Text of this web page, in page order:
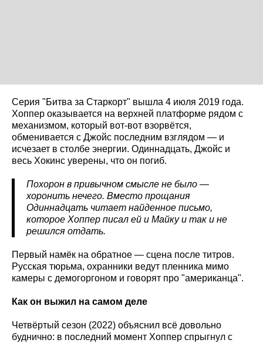
Серия "Битва за Старкорт" вышла 4 июля 2019 года.
Хоппер оказывается на верхней платформе рядом с
механизмом, который вот-вот взорвётся,
обменивается с Джойс последним взглядом — и
исчезает в столбе энергии. Одиннадцать, Джойс и
весь Хокинс уверены, что он погиб.
Похорон в привычном смысле не было —
хоронить нечего. Вместо прощания
Одиннадцать читает найденное письмо,
которое Хоппер писал ей и Майку и так и не
решился отдать.
Первый намёк на обратное — сцена после титров.
Русская тюрьма, охранники ведут пленника мимо
камеры с демогоргоном и говорят про "американца".
Как он выжил на самом деле
Четвёртый сезон (2022) объяснил всё довольно
буднично: в последний момент Хоппер спрыгнул с